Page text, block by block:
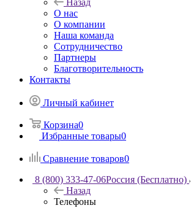
Назад
О нас
О компании
Наша команда
Сотрудничество
Партнеры
Благотворительность
Контакты
Личный кабинет
Корзина0
Избранные товары0
Сравнение товаров0
8 (800) 333-47-06Россия (Бесплатно)
Назад
Телефоны